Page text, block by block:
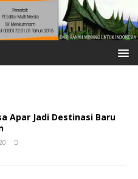
Apar Jadi Destinasi Baru